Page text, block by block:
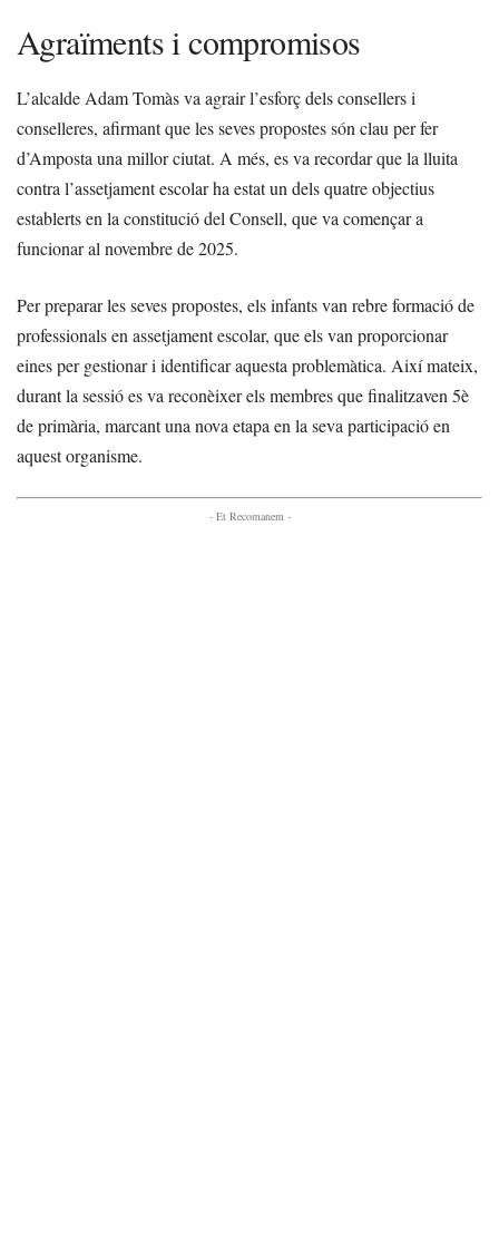
Agraïments i compromisos
L’alcalde Adam Tomàs va agrair l’esforç dels consellers i
conselleres, afirmant que les seves propostes són clau per fer
d’Amposta una millor ciutat. A més, es va recordar que la lluita
contra l’assetjament escolar ha estat un dels quatre objectius
establerts en la constitució del Consell, que va començar a
funcionar al novembre de 2025.
Per preparar les seves propostes, els infants van rebre formació de
professionals en assetjament escolar, que els van proporcionar
eines per gestionar i identificar aquesta problemàtica. Així mateix,
durant la sessió es va reconèixer els membres que finalitzaven 5è
de primària, marcant una nova etapa en la seva participació en
aquest organisme.
- Et Recomanem -